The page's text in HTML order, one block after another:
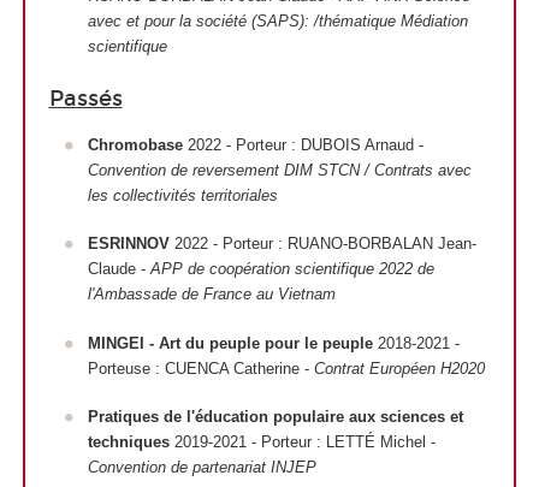
avec et pour la société (SAPS): /thématique Médiation
scientifique
Passés
Chromobase 2022 - Porteur : DUBOIS Arnaud -
Convention de reversement DIM STCN / Contrats avec
les collectivités territoriales
ESRINNOV 2022 - Porteur : RUANO-BORBALAN Jean-
Claude -APP de coopération scientifique 2022 de
l'Ambassade de France au Vietnam
MINGEI - Art du peuple pour le peuple 2018-2021 -
Porteuse : CUENCA Catherine - Contrat Européen H2020
Pratiques de l'éducation populaire aux sciences et
techniques 2019-2021 - Porteur : LETTÉ Michel -
Convention de partenariat INJEP